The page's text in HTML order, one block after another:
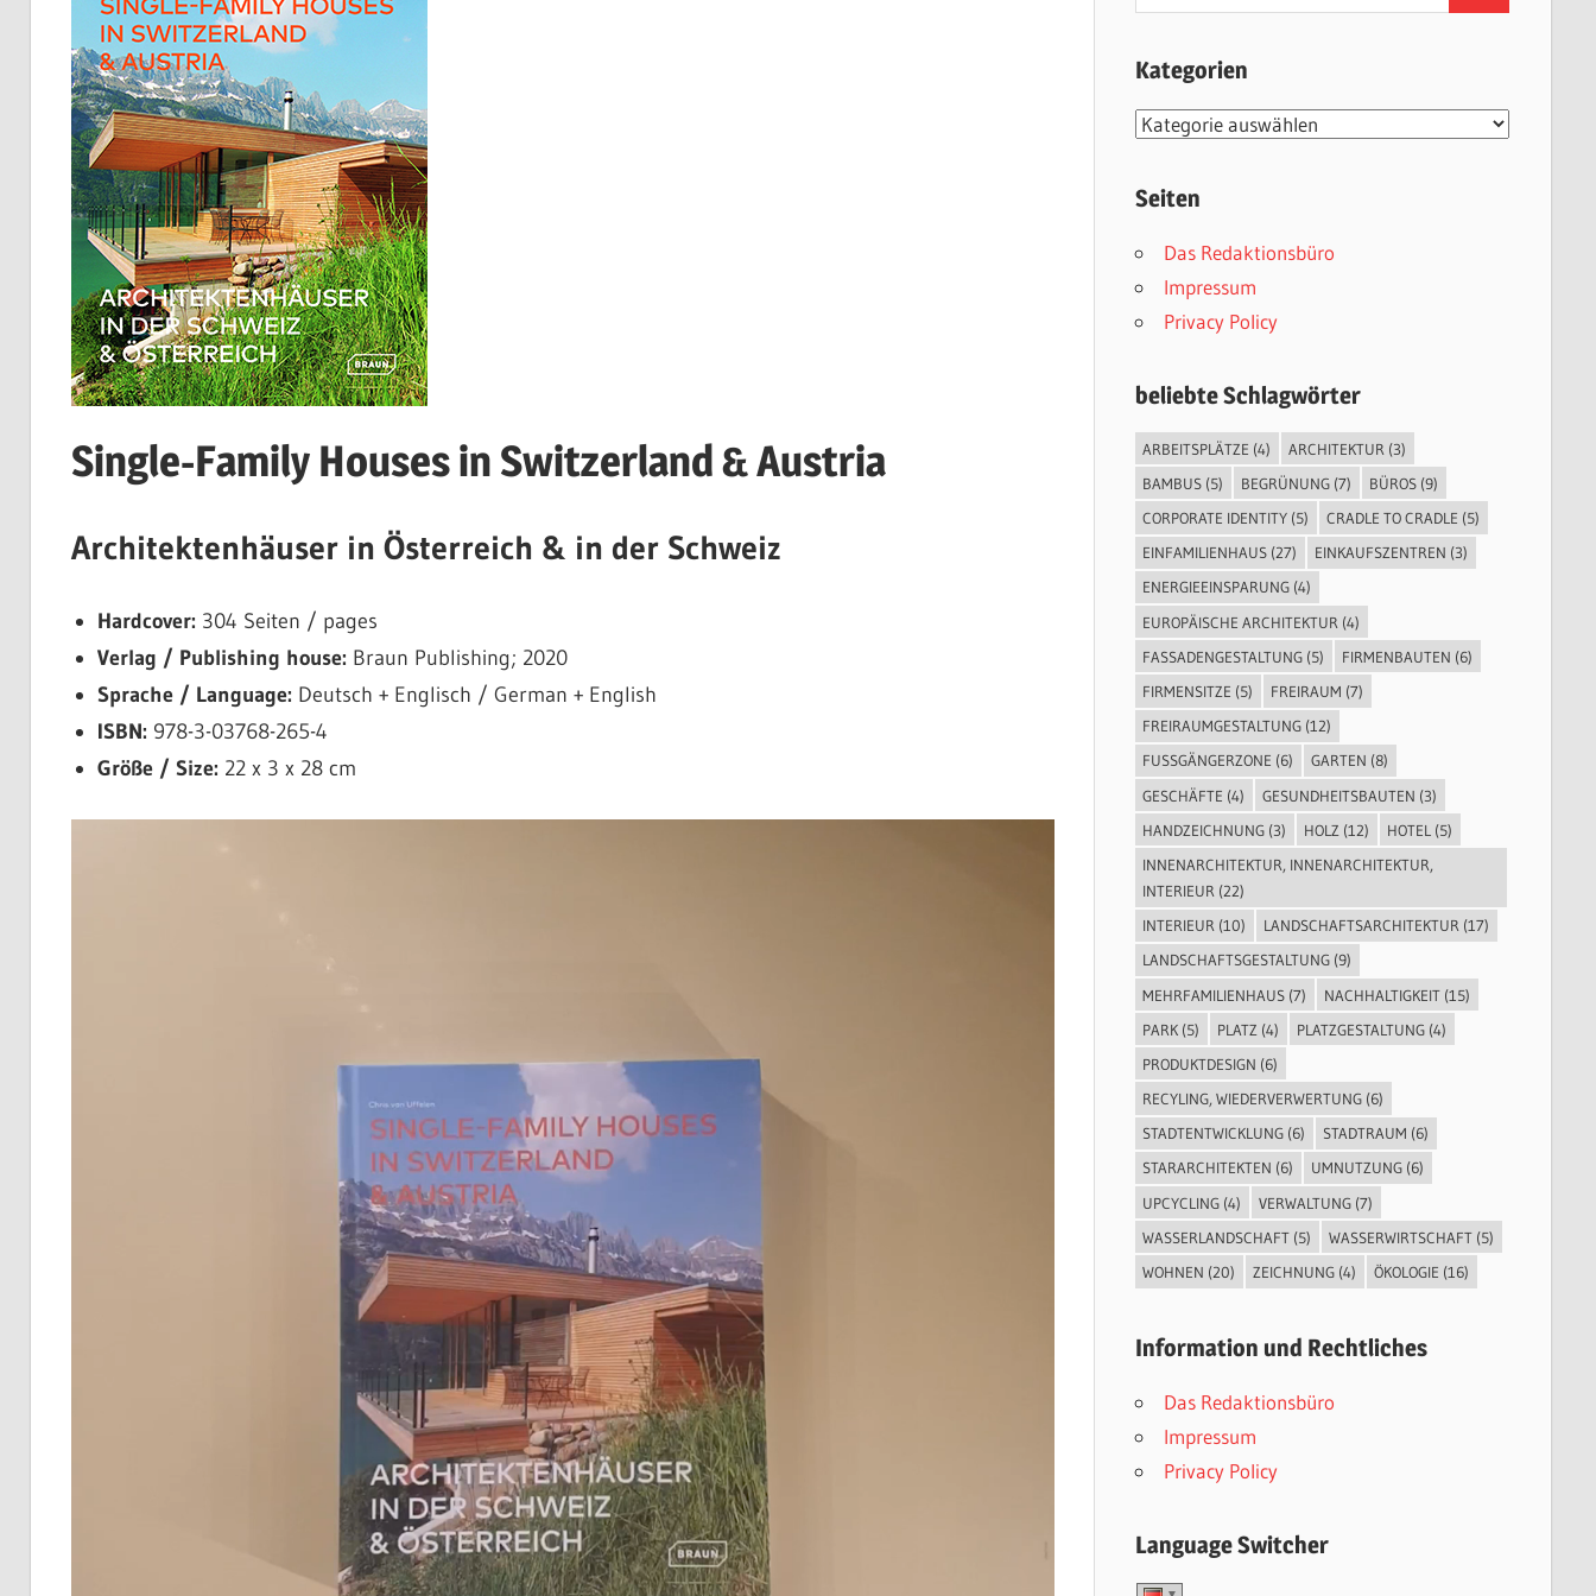
Single-Family Houses in Switzerland & Austria
Architektenhäuser in Österreich & in der Schweiz
Hardcover: 304 Seiten / pages
Verlag / Publishing house: Braun Publishing; 2020
Sprache / Language: Deutsch + Englisch / German + English
ISBN: 978-3-03768-265-4
Größe / Size: 22 x 3 x 28 cm
nach:
Kategorien
Kategorien
Seiten
Das Redaktionsbüro
Impressum
Privacy Policy
beliebte Schlagwörter
ARBEITSPLÄTZE (4) ARCHITEKTUR (3)
BAMBUS (5) BEGRÜNUNG (7) BÜROS (9)
CORPORATE IDENTITY (5) CRADLE TO CRADLE (5)
EINFAMILIENHAUS (27) EINKAUFSZENTREN (3)
ENERGIEEINSPARUNG (4)
EUROPÄISCHE ARCHITEKTUR (4)
FASSADENGESTALTUNG (5) FIRMENBAUTEN (6)
FIRMENSITZE (5) FREIRAUM (7)
FREIRAUMGESTALTUNG (12)
FUSSGÄNGERZONE
(6) GARTEN (8)
GESCHÄFTE (4) GESUNDHEITSBAUTEN (3)
HANDZEICHNUNG (3) HOLZ (12) HOTEL (5)
INNENARCHITEKTUR, INNENARCHITEKTUR,
INTERIEUR (22)
INTERIEUR (10) LANDSCHAFTSARCHITEKTUR (17)
LANDSCHAFTSGESTALTUNG (9)
MEHRFAMILIENHAUS (7) NACHHALTIGKEIT (15)
PARK (5) PLATZ (4) PLATZGESTALTUNG (4)
PRODUKTDESIGN (6)
RECYLING, WIEDERVERWERTUNG (6)
STADTENTWICKLUNG (6) STADTRAUM (6)
STARARCHITEKTEN (6) UMNUTZUNG (6)
UPCYCLING (4) VERWALTUNG (7)
WASSERLANDSCHAFT (5) WASSERWIRTSCHAFT (5)
WOHNEN (20) ZEICHNUNG (4) ÖKOLOGIE (16)
Information und Rechtliches
Das Redaktionsbüro
Impressum
Privacy Policy
Language Switcher